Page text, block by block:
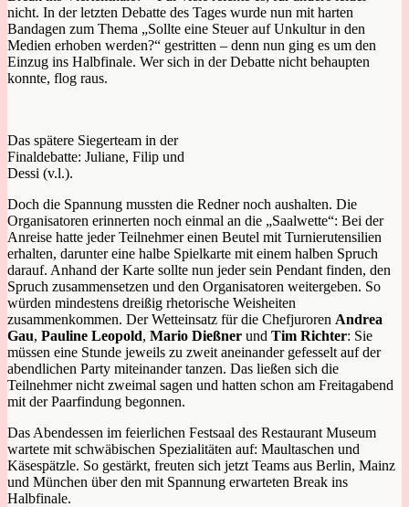
nicht. In der letzten Debatte des Tages wurde nun mit harten
Bandagen zum Thema „Sollte eine Steuer auf Unkultur in den
Medien erhoben werden?“ gestritten – denn nun ging es um den
Einzug ins Halbfinale. Wer sich in der Debatte nicht behaupten
konnte, flog raus.
Das spätere Siegerteam in der
Finaldebatte: Juliane, Filip und
Dessi (v.l.).
Doch die Spannung mussten die Redner noch aushalten. Die
Organisatoren erinnerten noch einmal an die „Saalwette“: Bei der
Anreise hatte jeder Teilnehmer einen Beutel mit Turnierutensilien
erhalten, darunter eine halbe Spielkarte mit einem halben Spruch
darauf. Anhand der Karte sollte nun jeder sein Pendant finden, den
Spruch zusammensetzen und den Organisatoren weitergeben. So
würden mindestens dreißig rhetorische Weisheiten
zusammenkommen. Der Wetteinsatz für die Chefjuroren Andrea
Gau, Pauline Leopold, Mario Dießner und Tim Richter: Sie
müssen eine Stunde jeweils zu zweit aneinander gefesselt auf der
abendlichen Party miteinander tanzen. Das ließen sich die
Teilnehmer nicht zweimal sagen und hatten schon am Freitagabend
mit der Paarfindung begonnen.
Das Abendessen im feierlichen Festsaal des Restaurant Museum
wartete mit schwäbischen Spezialitäten auf: Maultaschen und
Käsespätzle. So gestärkt, freuten sich jetzt Teams aus Berlin, Mainz
und München über den mit Spannung erwarteten Break ins
Halbfinale.